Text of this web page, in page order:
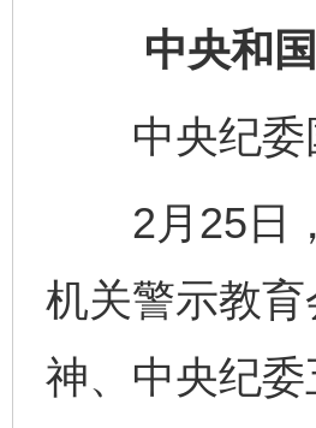
中央和国
中央纪委
2月25日，
机关警示教
神、中央纪